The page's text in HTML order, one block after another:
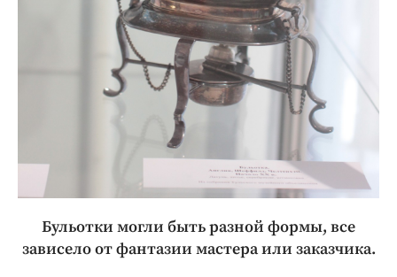
Бульотки могли быть разной формы, все
зависело от фантазии мастера или заказчика.